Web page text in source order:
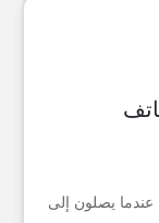
يصلون إلى